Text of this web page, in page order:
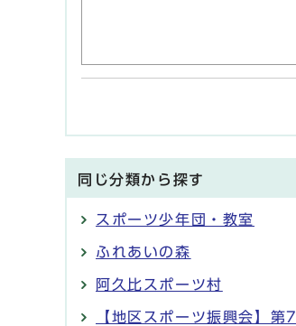
同じ分類から探す
スポーツ少年団・教室
ふれあいの森
阿久比スポーツ村
【地区スポーツ振興会】